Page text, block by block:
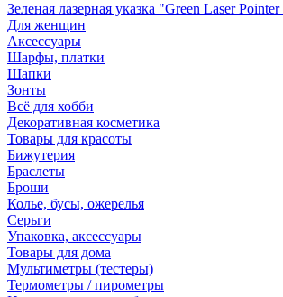
Зеленая лазерная указка "Green Laser
Для женщин
Аксессуары
Шарфы, платки
Шапки
Зонты
Всё для хобби
Декоративная косметика
Товары для красоты
Бижутерия
Браслеты
Броши
Колье, бусы, ожерелья
Серьги
Упаковка, аксессуары
Товары для дома
Мультиметры (тестеры)
Термометры / пирометры